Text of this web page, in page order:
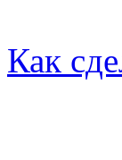
Как